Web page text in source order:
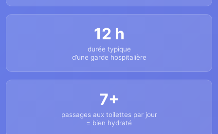
12 h
durée typique
d’une garde hospitalière
7+
passages aux toilettes par jour
= bien hydraté